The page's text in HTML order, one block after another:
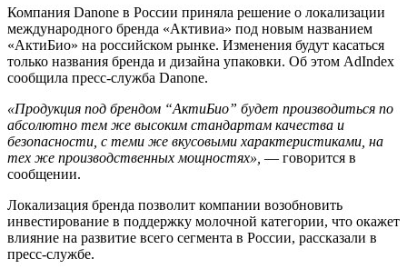
Компания Danone в России приняла решение о локализации
международного бренда «Активиа» под новым названием
«АктиБио» на российском рынке. Изменения будут касаться
только названия бренда и дизайна упаковки. Об этом AdIndex
сообщила пресс-служба Danone.
«Продукция под брендом “АктиБио” будет производиться по
абсолютно тем же высоким стандартам качества и
безопасности, с теми же вкусовыми характеристиками, на
тех же производственных мощностях», — говорится в
сообщении.
Локализация бренда позволит компании возобновить
инвестирование в поддержку молочной категории, что окажет
влияние на развитие всего сегмента в России, рассказали в
пресс-службе.